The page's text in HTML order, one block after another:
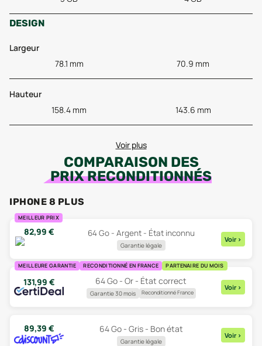
DESIGN
Largeur
78.1 mm
70.9 mm
Hauteur
158.4 mm
143.6 mm
Voir plus
COMPARAISON DES
PRIX RECONDITIONNÉS
IPHONE 8 PLUS
MEILLEUR PRIX
82,99 € 64 Go - Argent - État inconnu
Garantie légale
Voir >
MEILLEURE GARANTIE RECONDITIONNÉ EN FRANCE PARTENAIRE DU MOIS
131,99 € 64 Go - Or - État correct
Garantie 30 mois Reconditionné France
Voir >
89,39 € 64 Go - Gris - Bon état
Garantie légale
Voir >